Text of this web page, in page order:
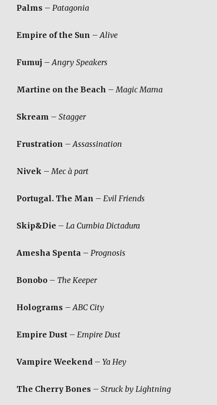
Palms –Patagonia
Empire of the Sun –Alive
Fumuj –Angry Speakers
Martine on the Beach –Magic Mama
Skream –Stagger
Frustration –Assassination
Nivek –Mec à part
Portugal. The Man –Evil Friends
Skip&Die –La Cumbia Dictadura
Amesha Spenta –Prognosis
Bonobo – The Keeper
Holograms –ABC City
Empire Dust –Empire Dust
Vampire Weekend –Ya Hey
The Cherry Bones –Struck by Lightning